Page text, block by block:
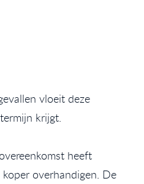
vloeit deze
krijgt.
heeft
overhandigen. De